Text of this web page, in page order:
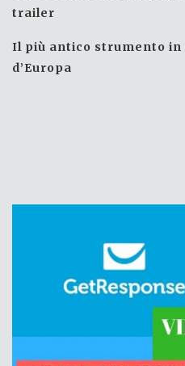
trailer
Il più antico strumento in
d’Europa